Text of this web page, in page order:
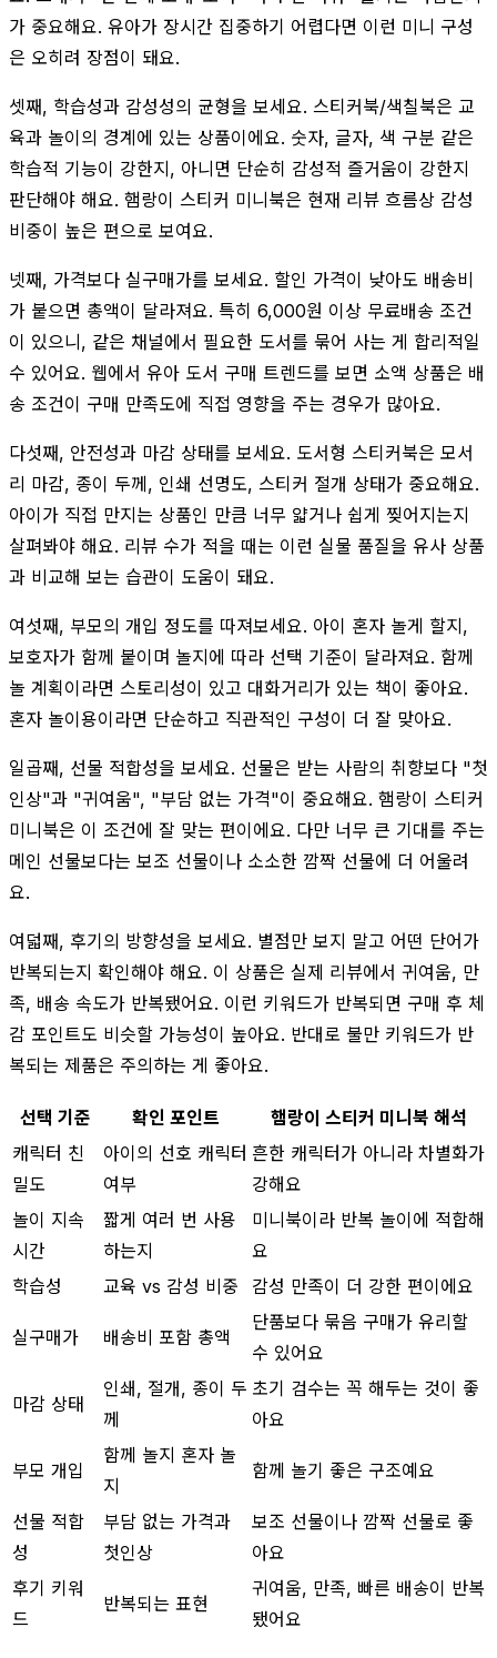
가 중요해요. 유아가 장시간 집중하기 어렵다면 이런 미니 구성
은 오히려 장점이 돼요.
셋째, 학습성과 감성성의 균형을 보세요. 스티커북/색칠북은 교
육과 놀이의 경계에 있는 상품이에요. 숫자, 글자, 색 구분 같은
학습적 기능이 강한지, 아니면 단순히 감성적 즐거움이 강한지
판단해야 해요. 햄랑이 스티커 미니북은 현재 리뷰 흐름상 감성
비중이 높은 편으로 보여요.
넷째, 가격보다 실구매가를 보세요. 할인 가격이 낮아도 배송비
가 붙으면 총액이 달라져요. 특히 6,000원 이상 무료배송 조건
이 있으니, 같은 채널에서 필요한 도서를 묶어 사는 게 합리적일
수 있어요. 웹에서 유아 도서 구매 트렌드를 보면 소액 상품은 배
송 조건이 구매 만족도에 직접 영향을 주는 경우가 많아요.
다섯째, 안전성과 마감 상태를 보세요. 도서형 스티커북은 모서
리 마감, 종이 두께, 인쇄 선명도, 스티커 절개 상태가 중요해요.
아이가 직접 만지는 상품인 만큼 너무 얇거나 쉽게 찢어지는지
살펴봐야 해요. 리뷰 수가 적을 때는 이런 실물 품질을 유사 상품
과 비교해 보는 습관이 도움이 돼요.
여섯째, 부모의 개입 정도를 따져보세요. 아이 혼자 놀게 할지,
보호자가 함께 붙이며 놀지에 따라 선택 기준이 달라져요. 함께
놀 계획이라면 스토리성이 있고 대화거리가 있는 책이 좋아요.
혼자 놀이용이라면 단순하고 직관적인 구성이 더 잘 맞아요.
일곱째, 선물 적합성을 보세요. 선물은 받는 사람의 취향보다 "첫
인상"과 "귀여움", "부담 없는 가격"이 중요해요. 햄랑이 스티커
미니북은 이 조건에 잘 맞는 편이에요. 다만 너무 큰 기대를 주는
메인 선물보다는 보조 선물이나 소소한 깜짝 선물에 더 어울려
요.
여덟째, 후기의 방향성을 보세요. 별점만 보지 말고 어떤 단어가
반복되는지 확인해야 해요. 이 상품은 실제 리뷰에서 귀여움, 만
족, 배송 속도가 반복됐어요. 이런 키워드가 반복되면 구매 후 체
감 포인트도 비슷할 가능성이 높아요. 반대로 불만 키워드가 반
복되는 제품은 주의하는 게 좋아요.
선택 기준 확인 포인트
햄랑이 스티커 미니북 해석
캐릭터 친
밀도
아이의 선호 캐릭터
여부
흔한 캐릭터가 아니라 차별화가
강해요
놀이 지속
시간
짧게 여러 번 사용
하는지
미니북이라 반복 놀이에 적합해
요
학습성
교육 vs 감성 비중 감성 만족이 더 강한 편이에요
실구매가 배송비 포함 총액
단품보다 묶음 구매가 유리할
수 있어요
마감 상태
인쇄, 절개, 종이 두
께
초기 검수는 꼭 해두는 것이 좋
아요
부모 개입
함께 놀지 혼자 놀
지
함께 놀기 좋은 구조예요
선물 적합
성
부담 없는 가격과
첫인상
보조 선물이나 깜짝 선물로 좋
아요
후기 키워
드
반복되는 표현
귀여움, 만족, 빠른 배송이 반복
됐어요